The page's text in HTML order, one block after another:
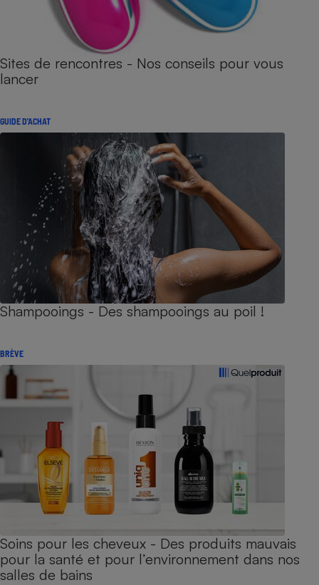
Sites de rencontres - Nos conseils pour vous
lancer
GUIDE D'ACHAT
Shampooings - Des shampooings au poil !
BRÈVE
Soins pour les cheveux - Des produits mauvais
pour la santé et pour l’environnement dans nos
salles de bains